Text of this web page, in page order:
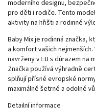
moderního designu,
pro děti i rodiče. Tento
aktivity na hřišti a rodinné
Baby Mix je rodinná značka,
a komfort vašich
navrženy v EU s důrazem na
Značka používá výhradně
splňují přísné evropské
maximálně šetrné a odolné
Detailní informace